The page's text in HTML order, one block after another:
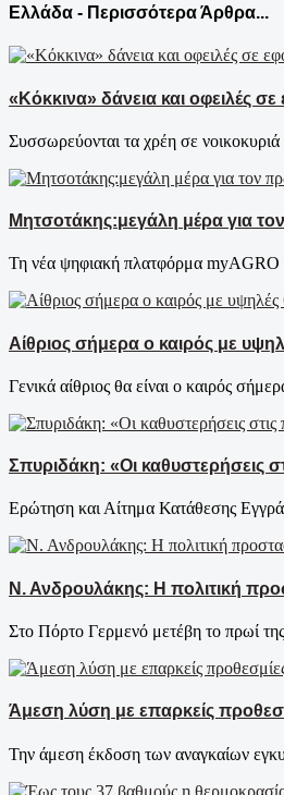
Ελλάδα - Περισσότερα Άρθρα...
«Κόκκινα» δάνεια και οφειλές
Συσσωρεύονται τα χρέη σε νοικοκυριά
Μητσοτάκης:μεγάλη μέρα για
Τη νέα ψηφιακή πλατφόρμα myAGRO
Αίθριος σήμερα ο καιρός με
Γενικά αίθριος θα είναι ο καιρός
Σπυριδάκη: «Οι καθυστερήσεις
Ερώτηση και Αίτημα Κατάθεσης
Ν. Ανδρουλάκης: Η πολιτική
Στο Πόρτο Γερμενό μετέβη το πρωί
Άμεση λύση με επαρκείς
Την άμεση έκδοση των αναγκαίων